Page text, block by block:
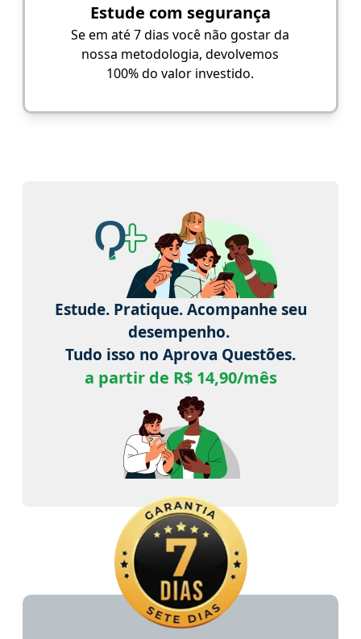
Estude com segurança
Se em até 7 dias você não gostar da
nossa metodologia, devolvemos
100% do valor investido.
Estude. Pratique. Acompanhe seu
desempenho.
Tudo isso no Aprova Questões.
a partir de R$ 14,90/mês